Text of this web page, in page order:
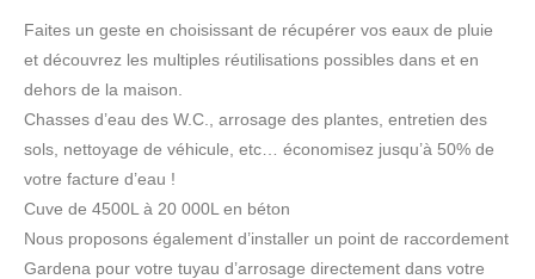
Faites un geste en choisissant de récupérer vos eaux de pluie
et découvrez les multiples réutilisations possibles dans et en
dehors de la maison.
Chasses d’eau des W.C., arrosage des plantes, entretien des
sols, nettoyage de véhicule, etc… économisez jusqu’à 50% de
votre facture d’eau !
Cuve de 4500L à 20 000L en béton
Nous proposons également d’installer un point de raccordement
Gardena pour votre tuyau d’arrosage directement dans votre